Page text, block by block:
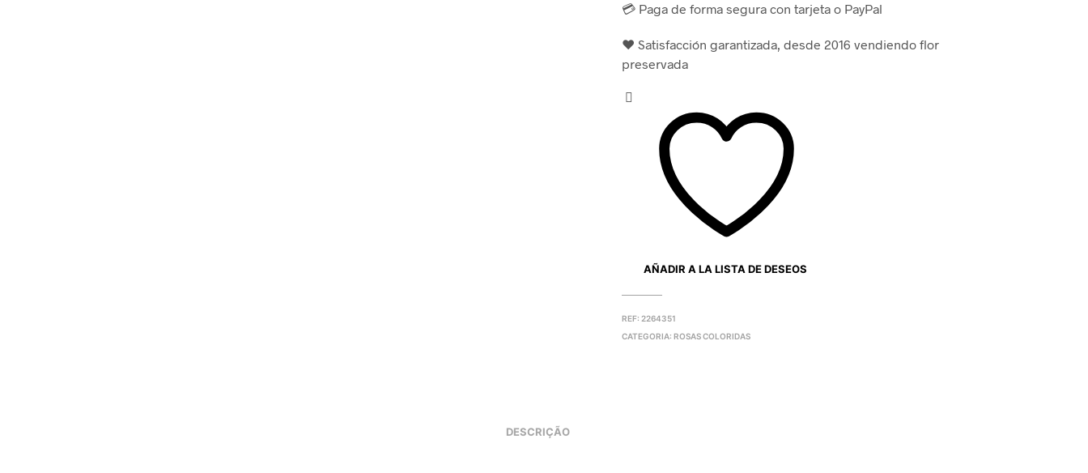
💳 Paga de forma segura con tarjeta o PayPal
❤️ Satisfacción garantizada, desde 2016 vendiendo flor
preservada
AÑADIR A LA LISTA DE DESEOS
REF:2264351
CATEGORIA: ROSAS COLORIDAS
DESCRIÇÃO